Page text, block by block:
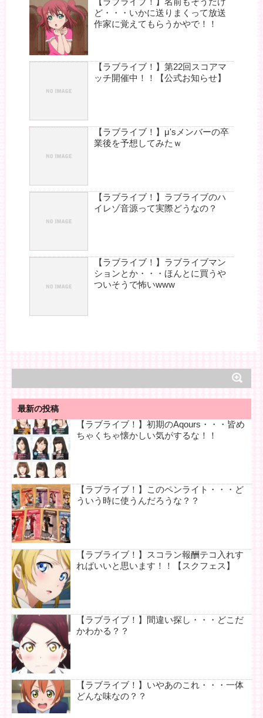
ど・・・いかに送りまくって放送
作家に覚えてもらうかやで！！
【ラブライブ！】第22回スコアマ
ッチ開催中！！【公式お知らせ】
【ラブライブ！】μ'sメンバーの卒
業後を予想してみたｗ
【ラブライブ！】ラブライブのハ
イレゾ音源って実際どうなの？
【ラブライブ！】ラブライブマン
ションとか・・・ほんとに買うや
ついそうで怖いwww
最新の投稿
【ラブライブ！】初期のAqours・・・皆め
ちゃくちゃ懐かしい気がするな！！
【ラブライブ！】このペンライト・・・ど
ういう時に使うんだろうな？？
【ラブライブ！】スコラン報酬テコ入れす
ればいいと思います！！【スクフェス】
【ラブライブ！】間違い探し・・・どこだ
かわかる？？
【ラブライブ！】いやあのこれ・・・一体
どんな味なの？？